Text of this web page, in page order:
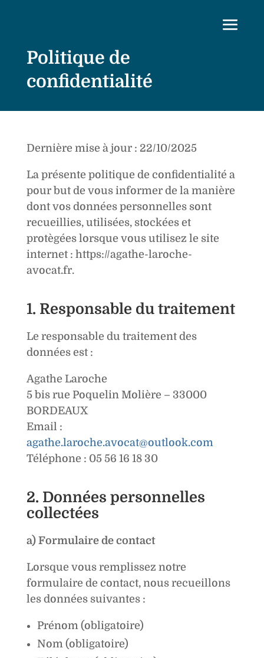
Politique de
confidentialité
Dernière mise à jour : 22/10/2025
La présente politique de confidentialité a
pour but de vous informer de la manière
dont vos données personnelles sont
recueillies, utilisées, stockées et
protègées lorsque vous utilisez le site
internet : https://agathe-laroche-
avocat.fr.
1. Responsable du traitement
Le responsable du traitement des
données est :
Agathe Laroche
5 bis rue Poquelin Molière – 33000
BORDEAUX
Email :
agathe.laroche.avocat@outlook.com
Téléphone : 05 56 16 18 30
2. Données personnelles
collectées
a) Formulaire de contact
Lorsque vous remplissez notre
formulaire de contact, nous recueillons
les données suivantes :
Prénom (obligatoire)
Nom (obligatoire)